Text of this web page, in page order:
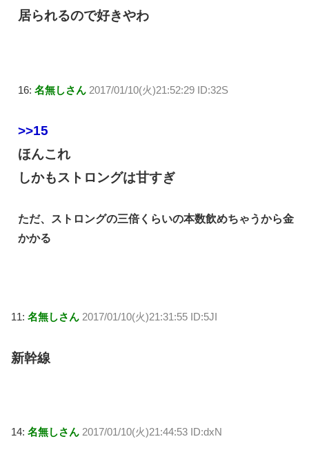
居られるので好きやわ
16: 名無しさん 2017/01/10(火)21:52:29 ID:32S
>>15
ほんこれ
しかもストロングは甘すぎ
ただ、ストロングの三倍くらいの本数飲めちゃうから金
かかる
11: 名無しさん 2017/01/10(火)21:31:55 ID:5JI
新幹線
14: 名無しさん 2017/01/10(火)21:44:53 ID:dxN